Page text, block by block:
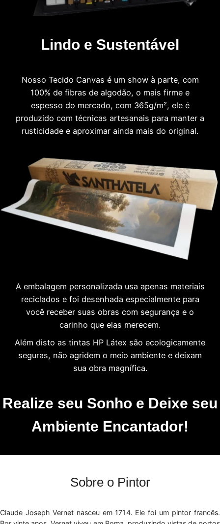
Lindo e Sustentável
Nosso Tecido Canvas é um show à parte, com
100% de fibras de algodão, o mais firme e
espesso do mercado, com 365g/m², ele é
produzido com técnicas artesanais para manter a
rusticidade e aproximar ainda mais do original.
A embalagem personalizada usa apenas materiais
reciclados e foi desenhada especialmente para
você receber suas obras com segurança e o
carinho que elas merecem.
Além disto as tintas HP Látex são ecologicamente
seguras, não agridem o meio ambiente e deixam
sua obra magnífica.
Realize seu Sonho e Deixe seu
Ambiente Encantador!
Sobre o Pintor
Claude Joseph Vernet nasceu em 1714. Ele foi um pintor francês.